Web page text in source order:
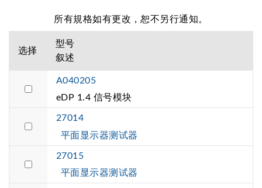
所有規格如有更改，恕不另行通知。
选择
型号
叙述
A040205
eDP 1.4 信号模块
27014
平面显示器测试器
27015
平面显示器测试器